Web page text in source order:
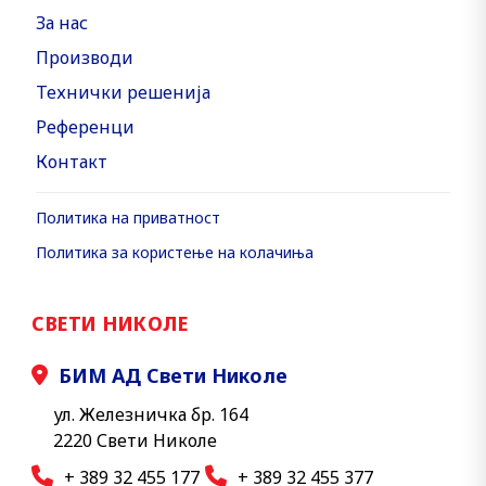
За нас
Производи
Технички решенија
Референци
Контакт
Политика на приватност
Политика за користење на колачиња
СВЕТИ НИКОЛЕ
БИМ АД Свети Николе
ул. Железничка бр. 164
2220 Свети Николе
+ 389 32 455 177
+ 389 32 455 377